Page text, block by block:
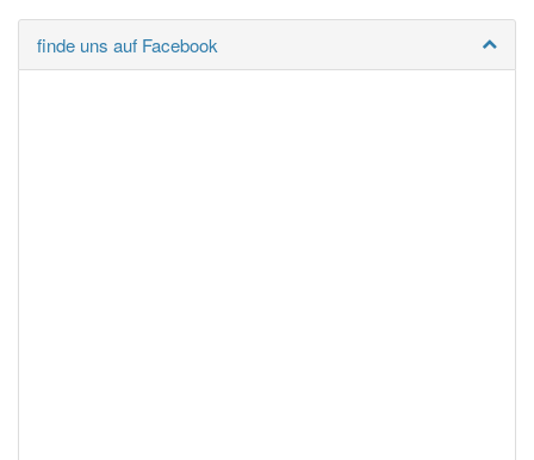
finde uns auf Facebook